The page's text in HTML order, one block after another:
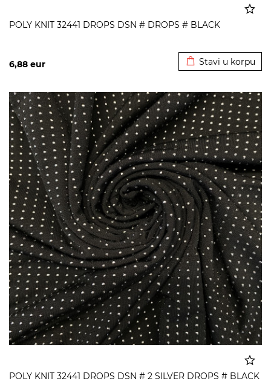
POLY KNIT 32441 DROPS DSN # DROPS # BLACK
6,88 eur Stavi u korpu
POLY KNIT 32441 DROPS DSN # 2 SILVER DROPS # BLACK